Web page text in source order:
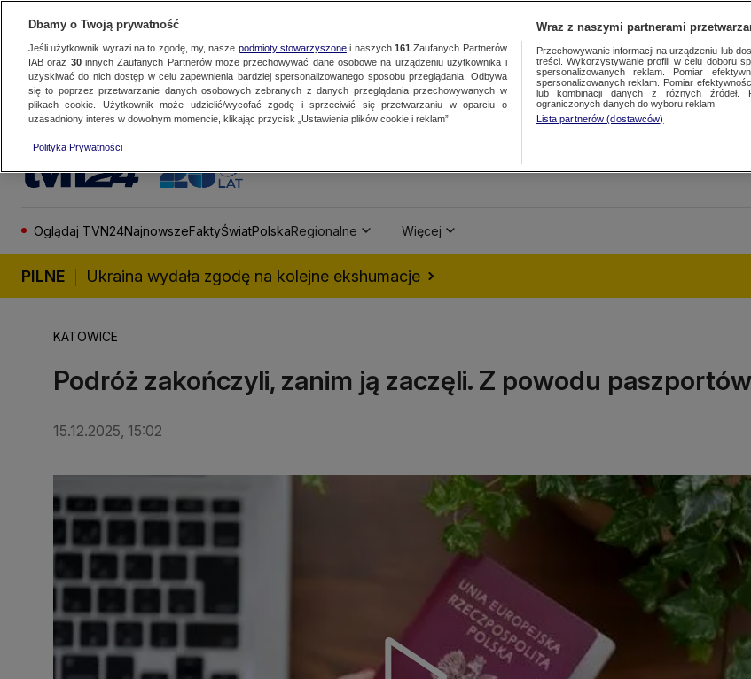
Oglądaj TVN24NajnowszeFaktyŚwiatPolskaRegionalne Więcej
PILNE Ukraina wydała zgodę na kolejne ekshumacje
KATOWICE
Podróż zakończyli, zanim ją zaczęli. Z powodu paszportów
15.12.2025, 15:02
Dbamy o Twoją prywatność
Jeśli użytkownik wyrazi na to zgodę, my, nasze podmioty stowarzyszonei naszych 161 Zaufanych Partnerów
IAB oraz 30innych Zaufanych Partnerów może przechowywać dane osobowe na urządzeniu użytkownika i
uzyskiwać do nich dostęp w celu zapewnienia bardziej spersonalizowanego sposobu przeglądania. Odbywa
się to poprzez przetwarzanie danych osobowych zebranych z danych przeglądania przechowywanych w
plikach cookie. Użytkownik może udzielić/wycofać zgodę i sprzeciwić się przetwarzaniu w oparciu o
uzasadniony interes w dowolnym momencie, klikając przycisk „Ustawienia plików cookie i reklam”.
Polityka Prywatności
Wraz z naszymi partnerami
Przechowywanie informacji na urządzeniu lub
treści. Wykorzystywanie profili w celu doboru
spersonalizowanych reklam. Pomiar
spersonalizowanych reklam. Pomiar
lub kombinacji danych z różnych źródeł.
ograniczonych danych do wyboru reklam.
Lista partnerów (dostawców)